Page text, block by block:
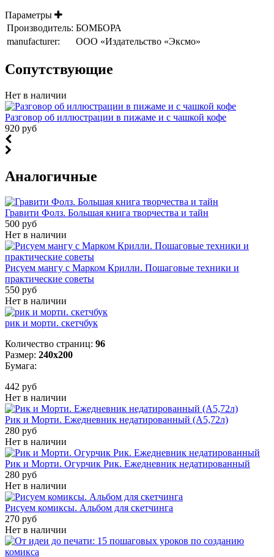
Параметры
Производитель: БОМБОРА
manufacturer:
ООО «Издательство «Эксмо»
Cопутствующие
Нет в наличии
Разговор об иллюстрации в пижаме и с чашкой кофе
920 руб
Аналогичные
Гравити Фолз. Большая книга творчества и тайн
500 руб
Нет в наличии
Рисуем мангу с Марком Крилли. Пошаговые техники и
практические советы
550 руб
Нет в наличии
рик и морти. скетчбук
Количество страниц: 96
Размер: 240x200
Бумага:
442 руб
Нет в наличии
Рик и Морти. Ежедневник недатированный (А5,72л)
280 руб
Нет в наличии
Рик и Морти. Огурчик Рик. Ежедневник недатированный
280 руб
Нет в наличии
Рисуем комиксы. Альбом для скетчинга
270 руб
Нет в наличии